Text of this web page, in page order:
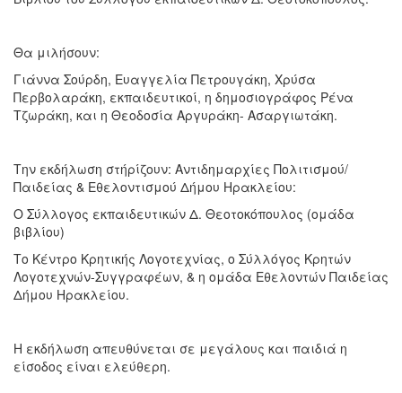
Θα μιλήσουν:
Γιάννα Σούρδη, Ευαγγελία Πετρουγάκη, Χρύσα
Περβολαράκη, εκπαιδευτικοί, η δημοσιογράφος Ρένα
Τζωράκη, και η Θεοδοσία Αργυράκη- Ασαργιωτάκη.
Την εκδήλωση στήρίζουν: Αντιδημαρχίες Πολιτισμού/
Παιδείας & Εθελοντισμού Δήμου Ηρακλείου:
Ο Σύλλογος εκπαιδευτικών Δ. Θεοτοκόπουλος (ομάδα
βιβλίου)
Το Κέντρο Κρητικής Λογοτεχνίας, ο Σύλλόγος Κρητών
Λογοτεχνών-Συγγραφέων, & η ομάδα Εθελοντών Παιδείας
Δήμου Ηρακλείου.
Η εκδήλωση απευθύνεται σε μεγάλους και παιδιά η
είσοδος είναι ελεύθερη.